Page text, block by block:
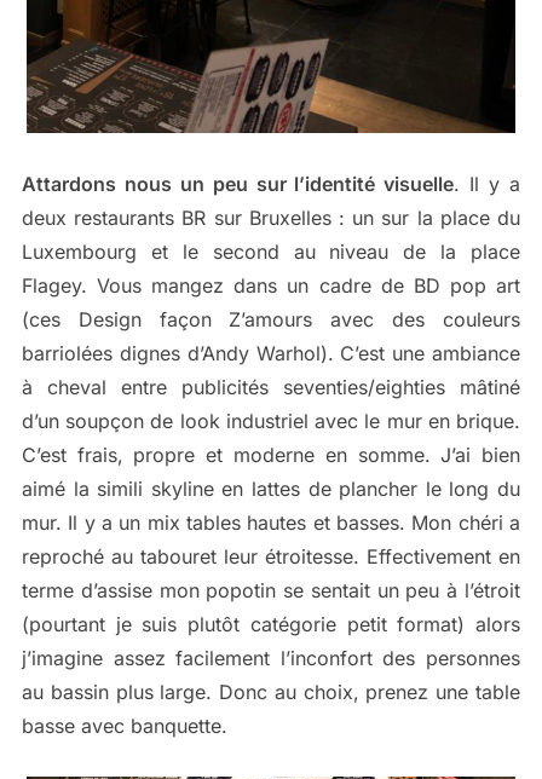
Attardons nous un peu sur l’identité visuelle. Il y a
deux restaurants BR sur Bruxelles : un sur la place du
Luxembourg et le second au niveau de la place
Flagey. Vous mangez dans un cadre de BD pop art
(ces Design façon Z’amours avec des couleurs
barriolées dignes d’Andy Warhol). C’est une ambiance
à cheval entre publicités seventies/eighties mâtiné
d’un soupçon de look industriel avec le mur en brique.
C’est frais, propre et moderne en somme. J’ai bien
aimé la simili skyline en lattes de plancher le long du
mur. Il y a un mix tables hautes et basses. Mon chéri a
reproché au tabouret leur étroitesse. Effectivement en
terme d’assise mon popotin se sentait un peu à l’étroit
(pourtant je suis plutôt catégorie petit format) alors
j’imagine assez facilement l’inconfort des personnes
au bassin plus large. Donc au choix, prenez une table
basse avec banquette.